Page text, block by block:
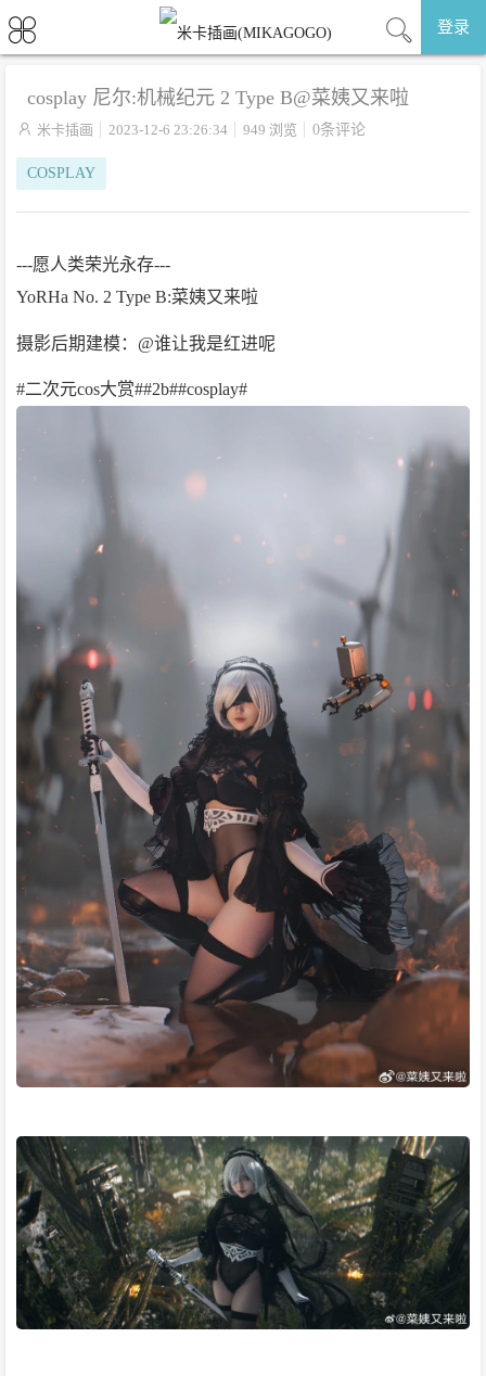
登录
cosplay 尼尔:机械纪元 2 Type B@菜姨又来啦
 米卡插画 2023-12-6 23:26:34 949 浏览 0条评论
COSPLAY
---愿人类荣光永存---
YoRHa No. 2 Type B:菜姨又来啦
摄影后期建模：@谁让我是红进呢
#二次元cos大赏##2b##cosplay# ​​​